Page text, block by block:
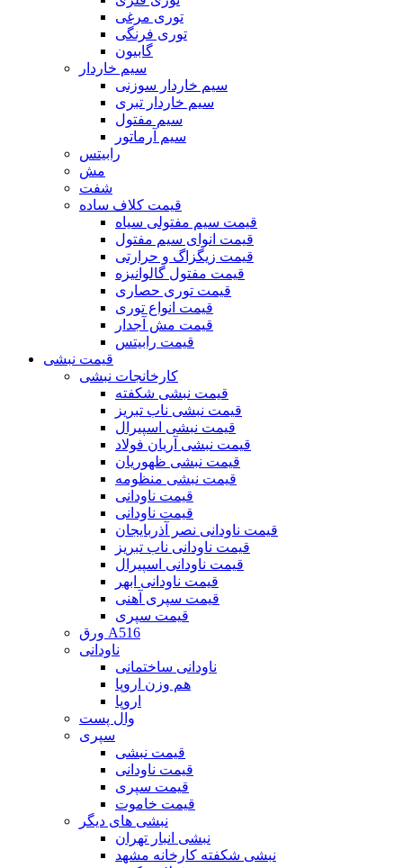
توری مرغی
توری فرنگی
گابیون
سیم خاردار
سیم خاردار سوزنی
سیم خاردار تبری
سیم مفتول
سیم آرماتور
رابیتس
مش
شفت
قیمت کلاف ساده
قیمت سیم مفتولی سیاه
قیمت انوای سیم مفتول
قیمت زیگزاگ و حرارتی
قیمت مفتول گالوانیزه
قیمت توری حصاری
قیمت انواع توری
قیمت مش آجدار
قیمت رابیتس
قیمت نبشی
کارخانجات نبشی
قیمت نبشی شکفته
قیمت نبشی ناب تبریز
قیمت نبشی اسپیرال
قیمت نبشی آریان فولاد
قیمت نبشی ظهوریان
قیمت نبشی منظومه
قیمت ناودانی
قیمت ناودانی
قیمت ناودانی نصر آذربایجان
قیمت ناودانی ناب تبریز
قیمت ناودانی اسپیرال
قیمت ناودانی ابهر
قیمت سپری آهنی
قیمت سپری
ورق A516
ناودانی
ناودانی ساختمانی
هم وزن اروپا
اروپا
وال پست
سپری
قیمت نبشی
قیمت ناودانی
قیمت سپری
قیمت خاموت
نبشی های دیگر
نبشی انبار تهران
نبشی شکفته کارخانه مشهد